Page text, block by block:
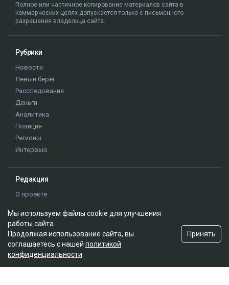
Полное или частичное копирование материалов сайта в
коммерческих целях допускается только с письменного
разрешения владельца сайта.
Рубрики
Новости
Левый берег
Расследования
Деньги
Аналитика
Позиция
Регионы
Интервью
Редакция
О проекте
Реклама на сайте
Редакционная политика
Мы используем файлы cookie для улучшения
работы сайта.
Продолжая использование сайта, вы
соглашаетесь с нашей политикой
конфиденциальности
Принять